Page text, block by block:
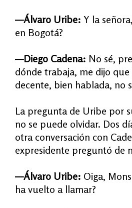
—Álvaro Uribe: Y la
en Bogotá?
—Diego Cadena: No sé,
dónde trabaja, me dijo que
decente, bien hablada, no
La pregunta de Uribe por
no se puede olvidar. Dos dí
otra conversación con
expresidente preguntó de
—Álvaro Uribe: Oiga,
ha vuelto a llamar?